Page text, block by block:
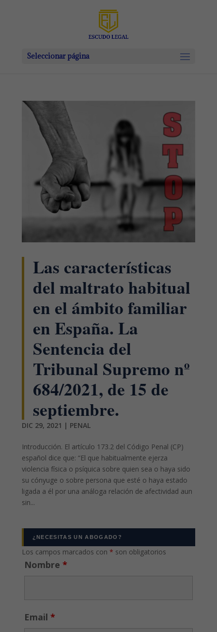
Seleccionar página
Las características
del maltrato habitual
en el ámbito familiar
en España. La
Sentencia del
Tribunal Supremo nº
684/2021, de 15 de
septiembre.
DIC 29, 2021 | PENAL
Introducción. El artículo 173.2 del Código Penal (CP)
español dice que: “El que habitualmente ejerza
violencia física o psíquica sobre quien sea o haya sido
su cónyuge o sobre persona que esté o haya estado
ligada a él por una análoga relación de afectividad aun
sin...
¿NECESITAS UN ABOGADO?
Los campos marcados con * son obligatorios
Nombre *
Email *